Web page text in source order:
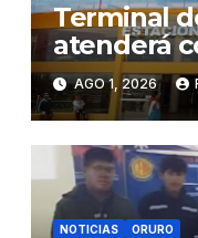
Terminal
atenderá
este 2 de
AGO 1, 2026
NOTICIAS ORURO